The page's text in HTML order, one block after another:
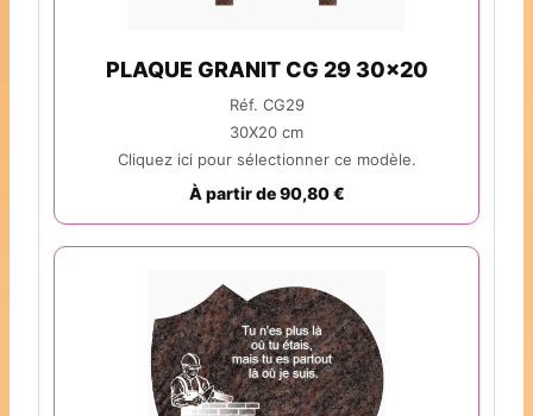
PLAQUE GRANIT CG 29 30x20
Réf. CG29
30X20 cm
Cliquez ici pour sélectionner ce modèle.
À partir de 90,80 €